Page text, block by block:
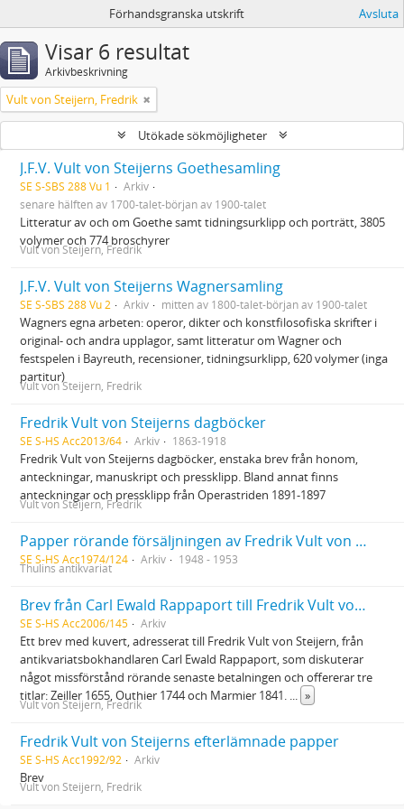
Förhandsgranska utskrift Avsluta
Visar 6 resultat
Arkivbeskrivning
Vult von Steijern, Fredrik
Utökade sökmöjligheter
J.F.V. Vult von Steijerns Goethesamling
SE S-SBS 288 Vu 1
Arkiv
senare hälften av 1700-talet-början av 1900-talet
Litteratur av och om Goethe samt tidningsurklipp och porträtt, 3805
volymer och 774 broschyrer
Vult von Steijern, Fredrik
J.F.V. Vult von Steijerns Wagnersamling
SE S-SBS 288 Vu 2 Arkiv mitten av 1800-talet-början av 1900-talet
Wagners egna arbeten: operor, dikter och konstfilosofiska skrifter i
original- och andra upplagor, samt litteratur om Wagner och
festspelen i Bayreuth, recensioner, tidningsurklipp, 620 volymer (inga
partitur)
Vult von Steijern, Fredrik
Fredrik Vult von Steijerns dagböcker
SE S-HS Acc2013/64 Arkiv 1863-1918
Fredrik Vult von Steijerns dagböcker, enstaka brev från honom,
anteckningar, manuskript och pressklipp. Bland annat finns
anteckningar och pressklipp från Operastriden 1891-1897
Vult von Steijern, Fredrik
Papper rörande försäljningen av Fredrik Vult von Steijerns Birgittasamling till Evert Fredriksson genom Thulins antikvariat 1948-1953
SE S-HS Acc1974/124 Arkiv 1948 - 1953
Thulins antikvariat
Brev från Carl Ewald Rappaport till Fredrik Vult von Steijern
SE S-HS Acc2006/145 Arkiv
Ett brev med kuvert, adresserat till Fredrik Vult von Steijern, från
antikvariatsbokhandlaren Carl Ewald Rappaport, som diskuterar
något missförstånd rörande senaste betalningen och offererar tre
titlar: Zeiller 1655, Outhier 1744 och Marmier 1841. ... »
Vult von Steijern, Fredrik
Fredrik Vult von Steijerns efterlämnade papper
SE S-HS Acc1992/92 Arkiv
Brev
Vult von Steijern, Fredrik